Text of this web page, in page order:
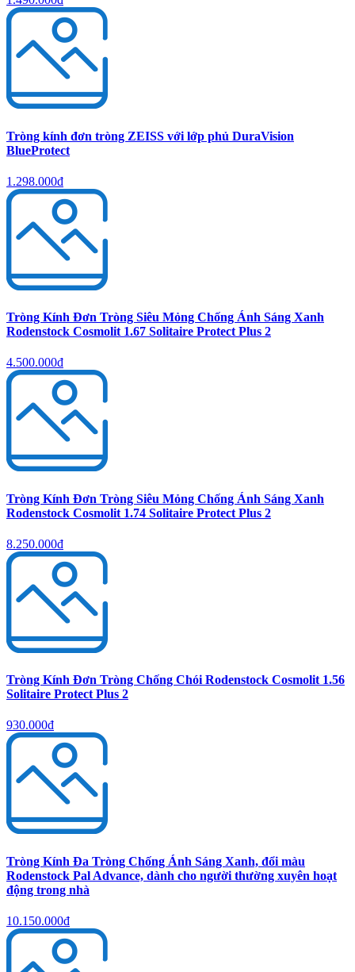
Tròng kính đơn tròng ZEISS với lớp phủ DuraVision
BlueProtect
1.298.000đ
Tròng Kính Đơn Tròng Siêu Mỏng Chống Ánh Sáng Xanh
Rodenstock Cosmolit 1.67 Solitaire Protect Plus 2
4.500.000đ
Tròng Kính Đơn Tròng Siêu Mỏng Chống Ánh Sáng Xanh
Rodenstock Cosmolit 1.74 Solitaire Protect Plus 2
8.250.000đ
Tròng Kính Đơn Tròng Chống Chói Rodenstock Cosmolit 1.56
Solitaire Protect Plus 2
930.000đ
Tròng Kính Đa Tròng Chống Ánh Sáng Xanh, đổi màu
Rodenstock Pal Advance, dành cho người thường xuyên hoạt
động trong nhà
10.150.000đ